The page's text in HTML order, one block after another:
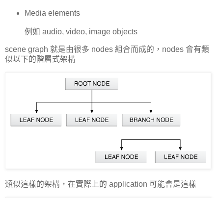
Media elements
例如 audio, video, image objects
scene graph 就是由很多 nodes 組合而成的，nodes 會有類
似以下的階層式架構
類似這樣的架構，在實際上的 application 可能會是這樣